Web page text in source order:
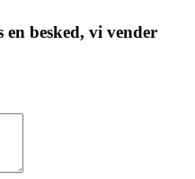
besked, vi vender